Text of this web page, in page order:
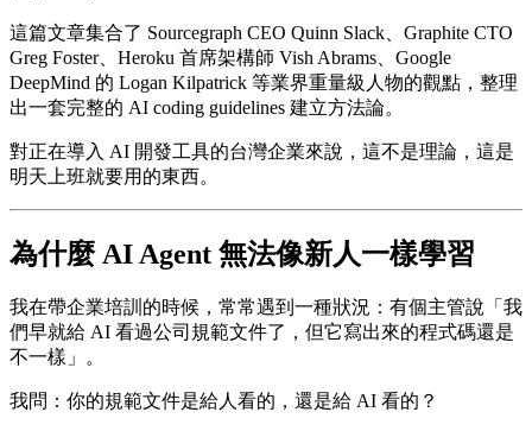
這篇文章集合了 Sourcegraph CEO Quinn Slack、Graphite CTO
Greg Foster、Heroku 首席架構師 Vish Abrams、Google
DeepMind 的 Logan Kilpatrick 等業界重量級人物的觀點，整理
出一套完整的 AI coding guidelines 建立方法論。
對正在導入 AI 開發工具的台灣企業來說，這不是理論，這是
明天上班就要用的東西。
為什麼 AI Agent 無法像新人一樣學習
我在帶企業培訓的時候，常常遇到一種狀況：有個主管說「我
們早就給 AI 看過公司規範文件了，但它寫出來的程式碼還是
不一樣」。
我問：你的規範文件是給人看的，還是給 AI 看的？